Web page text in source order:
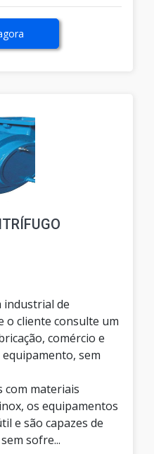
industrial de
o cliente consulte um
comércio e
sem
com materiais
os equipamentos
e são capazes de
sofre...